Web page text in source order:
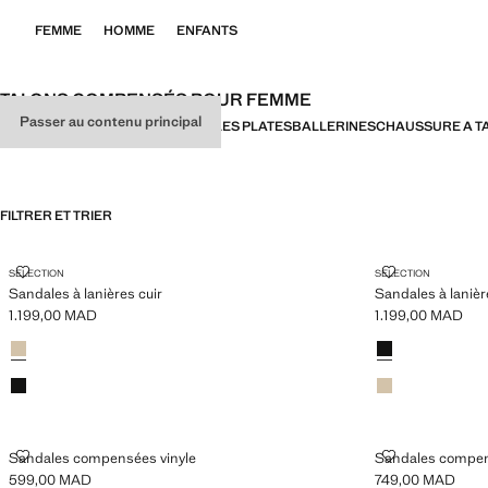
Passer au contenu principal
FEMME HOMME ENFANTS
TALONS COMPENSÉS POUR FEMME
TOUTSANDALES À TALONSANDALES PLATESBALLERINESCHAUSSURE A
FILTRER ET TRIER
SELECTION
Sandales à lanières cuir
SANDALES À LANIÈRES CUIR
Prix actuel [1.199,00 MAD ]
1.199,00 MAD
Couleurs
Blanc
Noir
SELECTION
Sandales à
SANDALES À
Prix actuel
1.199,00 MAD
Couleurs
Noir
Blanc
Sandales compensées vinyle
SANDALES COMPENSÉES VINYLE
599,00 MAD
Sandales
SANDALES
749,00 MAD